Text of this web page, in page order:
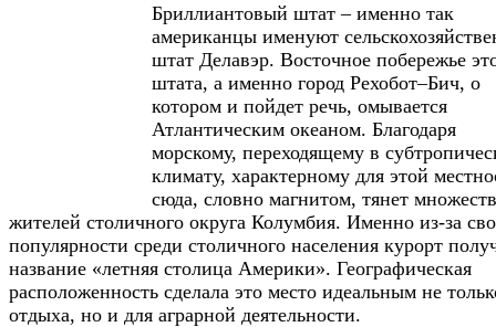
Бриллиантовый штат – именно так
американцы именуют
штат Делавэр. Восточное побережье
штата, а именно город Рехобот–Бич, о
котором и пойдет речь, омывается
Атлантическим океаном. Благодаря
морскому, переходящему в
климату, характерному для этой
сюда, словно магнитом, тянет
жителей столичного округа Колумбия. Именно из-за
популярности среди столичного населения курорт
название «летняя столица Америки». Географическая
расположенность сделала это место идеальным не
отдыха, но и для аграрной деятельности.